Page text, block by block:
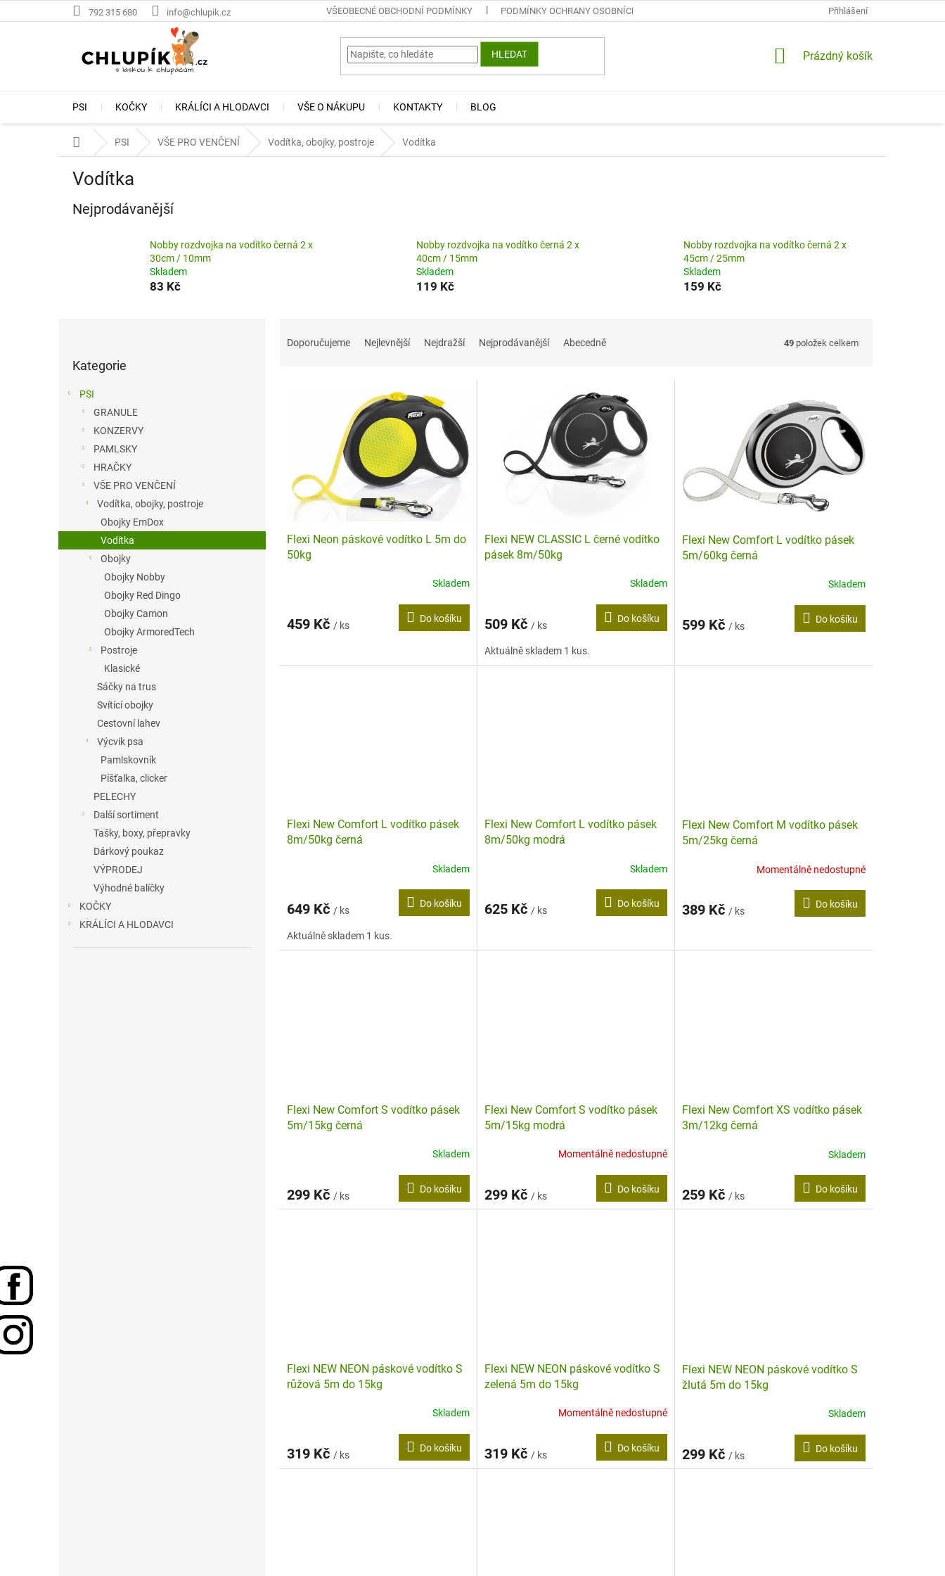
na
792 315 680 info@chlupik.cz VŠEOBECNÉ OBCHODNÍ PODMÍNKY PODMÍNKY OCHRANY OSOBNÍCH ÚDAJŮ DOPRAVA A PLATBY
Přihlášení
HLEDAT
NÁKUPNÍ
Prázdný košík
PSI KOČKY KRÁLÍCI A HLODAVCI VŠE O NÁKUPU KONTAKTY BLOG
Domů PSI VŠE PRO VENČENÍ Vodítka, obojky, postroje Vodítka
Vodítka
Nejprodávanější
Nobby rozdvojka na vodítko černá 2 x
30cm / 10mm
Skladem
83 Kč
Nobby rozdvojka na vodítko černá 2 x
40cm / 15mm
Skladem
119 Kč
Nobby rozdvojka na vodítko černá 2 x
45cm / 25mm
Skladem
159 Kč
l
kategorie
Kategorie
PSI
GRANULE
KONZERVY
PAMLSKY
HRAČKY
VŠE PRO VENČENÍ
Vodítka, obojky, postroje
Obojky EmDox
Vodítka
Obojky
Obojky Nobby
Obojky Red Dingo
Obojky Camon
Obojky ArmoredTech
Postroje
Klasické
Sáčky na trus
Svítící obojky
Cestovní lahev
Výcvik psa
Pamlskovník
Píšťalka, clicker
PELECHY
Další sortiment
Tašky, boxy, přepravky
Dárkový poukaz
VÝPRODEJ
Výhodné balíčky
KOČKY
KRÁLÍCI A HLODAVCI
Doporučujeme Nejlevnější Nejdražší Nejprodávanější Abecedně 49 položek celkem
Flexi Neon páskové vodítko L 5m do
50kg
Skladem
459 Kč / ks
Do košíku
Flexi NEW CLASSIC L černé vodítko
pásek 8m/50kg
Skladem
509 Kč / ks
Do košíku
Aktuálně skladem 1 kus.
Flexi New Comfort L vodítko pásek
5m/60kg černá
Skladem
599 Kč / ks
Do košíku
Flexi New Comfort L vodítko pásek
8m/50kg černá
Skladem
649 Kč / ks
Do košíku
Aktuálně skladem 1 kus.
Flexi New Comfort L vodítko pásek
8m/50kg modrá
Skladem
625 Kč / ks
Do košíku
Flexi New Comfort M vodítko pásek
5m/25kg černá
Momentálně nedostupné
389 Kč / ks
Do košíku
Flexi New Comfort S vodítko pásek
5m/15kg černá
Skladem
299 Kč / ks
Do košíku
Flexi New Comfort S vodítko pásek
5m/15kg modrá
Momentálně nedostupné
299 Kč / ks
Do košíku
Flexi New Comfort XS vodítko pásek
3m/12kg černá
Skladem
259 Kč / ks
Do košíku
Flexi NEW NEON páskové vodítko S
růžová 5m do 15kg
Skladem
319 Kč / ks
Do košíku
Flexi NEW NEON páskové vodítko S
zelená 5m do 15kg
Momentálně nedostupné
319 Kč / ks
Do košíku
Flexi NEW NEON páskové vodítko S
žlutá 5m do 15kg
Skladem
299 Kč / ks
Do košíku